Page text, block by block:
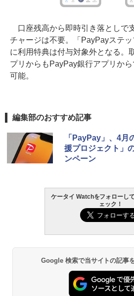
口座残高から即時引き落としで
チャージは不要。「PayPayステ
に利用特典は付与対象外となる。
プリからもPayPay銀行アプリか
可能。
編集部のおすすめ記事
「PayPay」、4月
援プロジェクト」
ンペーン
ケータイ Watchをフォローし
ェック！
Google 検索で当サイトの記事